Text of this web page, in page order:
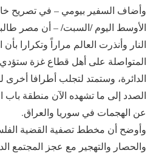
وأضاف السفير بيومي – في تصريح
الأوسط اليوم /السبت/ – أن مصر
النار وأنذرت العالم مراراً وتكرارا بأن
المتواصلة على أهل قطاع غزة
الدائرة، وستمتد لتجلب أطرافا أخرى
الصدد إلى ما تشهده الآن منطقة باب
عن الهجمات في سوريا والعراق.
وأوضح أن مخطط تصفية القضية
والحصار والتهجير مع عجز المجتمع